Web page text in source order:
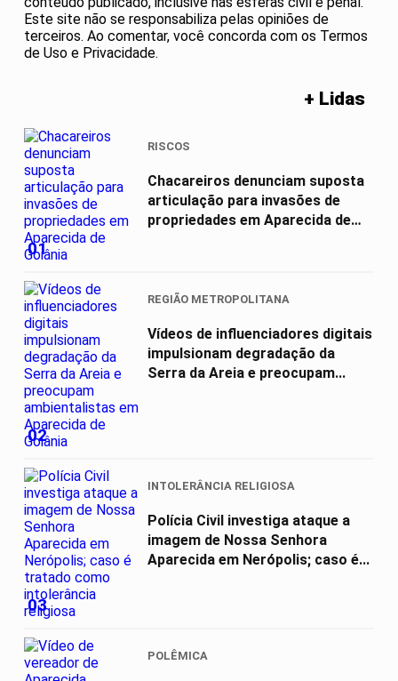
Este site não se responsabiliza pelas opiniões de
terceiros. Ao comentar, você concorda com os Termos
de Uso e Privacidade.
+ Lidas
01
RISCOS
Chacareiros denunciam suposta
articulação para invasões de
propriedades em Aparecida de
02
REGIÃO METROPOLITANA
Vídeos de influenciadores digitais
impulsionam degradação da
Serra da Areia e preocupam...
03
INTOLERÂNCIA RELIGIOSA
Polícia Civil investiga ataque a
imagem de Nossa Senhora
Aparecida em Nerópolis; caso é...
POLÊMICA